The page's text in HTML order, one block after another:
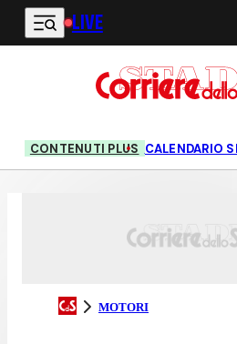
Vai al contenuto principale
LIVE
CONTENUTI PLUS CALENDARIO
MOTORI